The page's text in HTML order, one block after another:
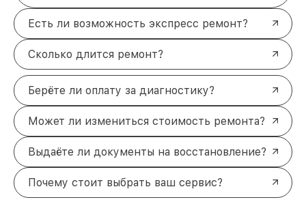
Есть ли возможность экспресс ремонт?
Сколько длится ремонт?
Берёте ли оплату за диагностику?
Может ли измениться стоимость ремонта?
Выдаёте ли документы на восстановление?
Почему стоит выбрать ваш сервис?